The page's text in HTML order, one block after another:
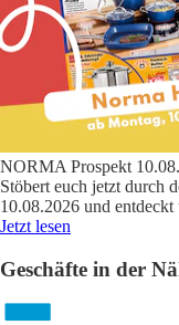
NORMA Prospekt
Stöbert euch jetzt durch
10.08.2026 und
Jetzt lesen
Geschäfte in der